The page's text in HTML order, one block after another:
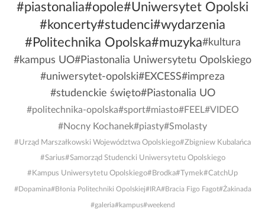
#piastonalia#opole#Uniwersytet Opolski
#koncerty#studenci#wydarzenia
#Politechnika Opolska#muzyka#kultura
#kampus UO#Piastonalia Uniwersytetu Opolskiego
#uniwersytet-opolski#EXCESS#impreza
#studenckie święto#Piastonalia UO
#politechnika-opolska#sport#miasto#FEEL#VIDEO
#Nocny Kochanek#piasty#Smolasty
#Urząd Marszałkowski Województwa Opolskiego#Zbigniew Kubalańca
#Sarius#Samorząd Studencki Uniwersytetu Opolskiego
#Kampus Uniwersytetu Opolskiego#Brodka#Tymek#CatchUp
#Dopamina#Błonia Politechniki Opolskiej#IRA#Bracia Figo Fagot#Żakinada
#galeria#kampus#weekend